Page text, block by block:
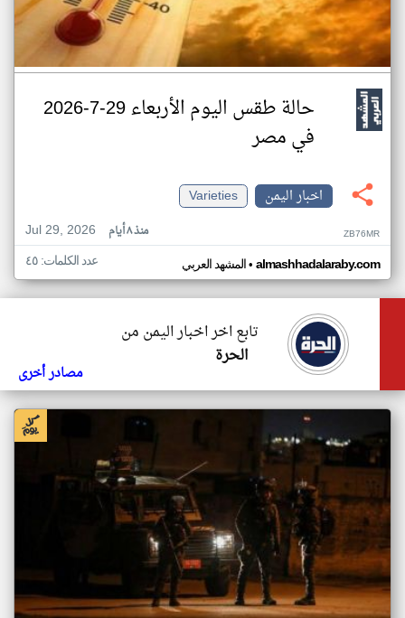
حالة طقس اليوم الأربعاء 29-7-2026
في مصر
اخبار اليمن
Varieties
Jul 29, 2026
منذ ٨ أيام ZB76MR
المشهد العربي• almashhadalaraby.com عدد الكلمات: ٤٥
تابع اخر اخبار اليمن من
الحرة
مصادر أخرى